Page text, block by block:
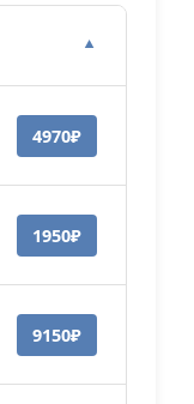
▼
4970₽
1950₽
9150₽